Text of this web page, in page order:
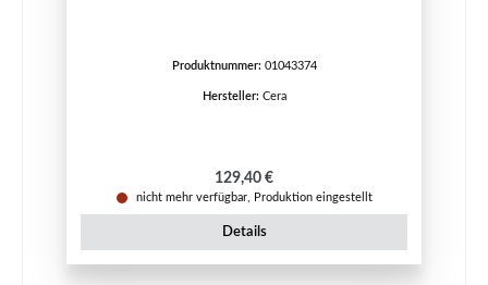
Produktnummer: 01043374
Hersteller: Cera
Regulärer Preis:
129,40 €
nicht mehr verfügbar, Produktion eingestellt
Details